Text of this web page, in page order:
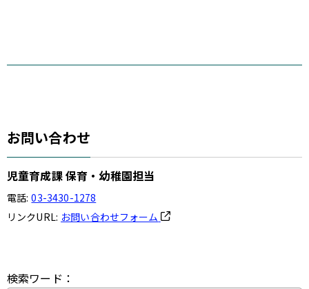
お問い合わせ
児童育成課 保育・幼稚園担当
電話: 03-3430-1278
リンクURL: お問い合わせフォーム
検索ワード：